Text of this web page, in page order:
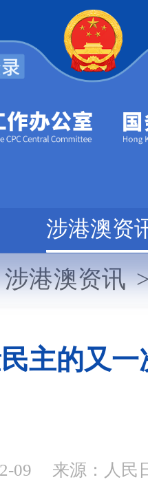
涉港澳资
涉港澳资讯
主的又
09 来源：人民